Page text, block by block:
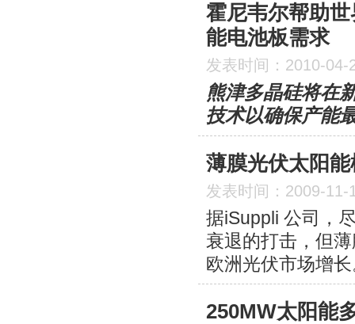
霍尼韦尔帮助
能电池板需求
发表时间：2010-04-
熊津多晶硅将在
技术以确保产能
薄膜光伏太阳
发表时间：2009-11-
据iSuppli 公司，
衰退的打击，但
欧洲光伏市场增
250MW太阳能